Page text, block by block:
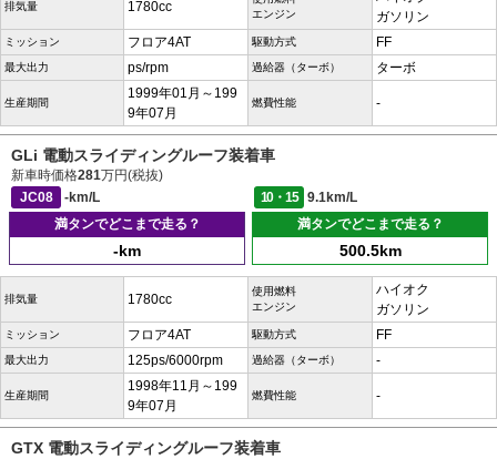
排気量 1780cc
エンジン
ガソリン
ミッション フロア4AT 駆動方式 FF
最大出力 ps/rpm 過給器（ターボ） ターボ
生産期間
1999年01月～199
9年07月
燃費性能 -
GLi 電動スライディングルーフ装着車
新車時価格281万円(税抜)
JC08
-km/L 10・15
9.1km/L
満タンでどこまで走る？
-km
満タンでどこまで走る？
500.5km
排気量 1780cc
使用燃料
エンジン
ハイオク
ガソリン
ミッション フロア4AT 駆動方式 FF
最大出力 125ps/6000rpm 過給器（ターボ） -
生産期間
1998年11月～199
9年07月
燃費性能 -
GTX 電動スライディングルーフ装着車